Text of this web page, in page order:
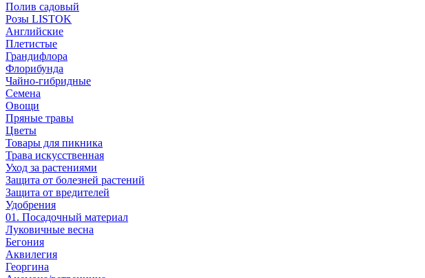
Полив садовый
Розы LISTOK
Английские
Плетистые
Грандифлора
Флорибунда
Чайно-гибридные
Семена
Овощи
Пряные травы
Цветы
Товары для пикника
Трава искусственная
Уход за растениями
Защита от болезней растений
Защита от вредителей
Удобрения
01. Посадочный материал
Луковичные весна
Бегония
Аквилегия
Георгина